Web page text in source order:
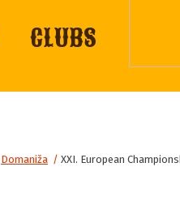
CLUBS
Domaniža / XXI. European